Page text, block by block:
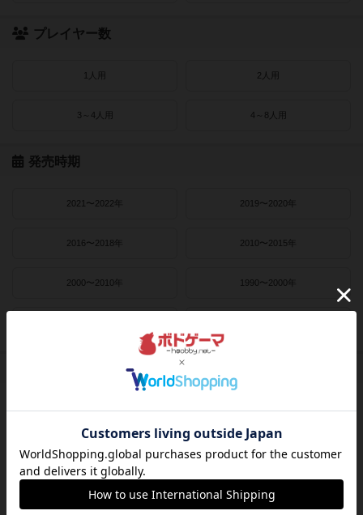
プレイヤー数
1人用 2人用
3～4人用 4～8人用
発売時期
2021〜2022年 2019〜2020年
2016〜2018年 2010〜2015年
2000〜2010年 1990〜2000年
ライナー・クニツィア クラウス・トイバー
ヴォルフガング・クラマー ウヴェ・ローゼンベルク
フリードマン・フリーゼ カナイセイジ